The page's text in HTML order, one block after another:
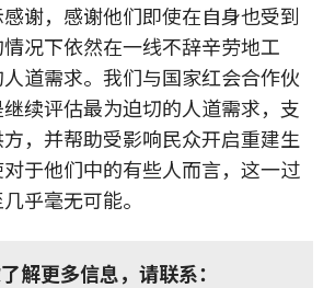
谢，感谢他们即使在自身也受到
况下依然在一线不辞辛劳地工
道需求。我们与国家红会合作伙
续评估最为迫切的人道需求，支
，并帮助受影响民众开启重建生
于他们中的有些人而言，这一过
乎毫无可能。
解更多信息，请联系：